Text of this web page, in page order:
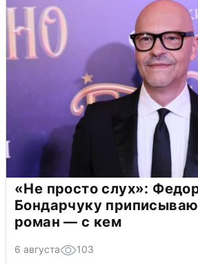
«Не просто слух»:
Бондарчуку
роман — с кем
6 августа 103